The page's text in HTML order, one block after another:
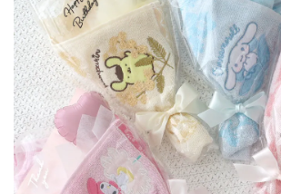
クリアハートバルーン×1
ハートバルーン×1
◆サイズ
全体：約W170×D70×H250mm、 タオル：
◆素材（タオル） 本体：綿 100％
名入れオプション（メッセージ）
バルーンにメッセージシールをお付けすることが
など7種類からお選びいただけます。